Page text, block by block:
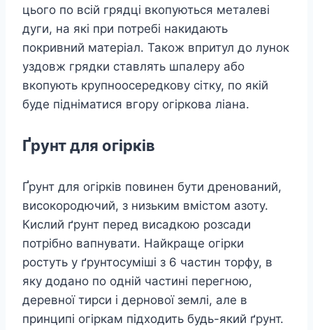
цього по всій грядці вкопуються металеві
дуги, на які при потребі накидають
покривний матеріал. Також впритул до лунок
уздовж грядки ставлять шпалеру або
вкопують крупноосередкову сітку, по якій
буде підніматися вгору огіркова ліана.
Ґрунт для огірків
Ґрунт для огірків повинен бути дренований,
високородючий, з низьким вмістом азоту.
Кислий ґрунт перед висадкою розсади
потрібно вапнувати. Найкраще огірки
ростуть у ґрунтосуміші з 6 частин торфу, в
яку додано по одній частині перегною,
деревної тирси і дернової землі, але в
принципі огіркам підходить будь-який ґрунт.